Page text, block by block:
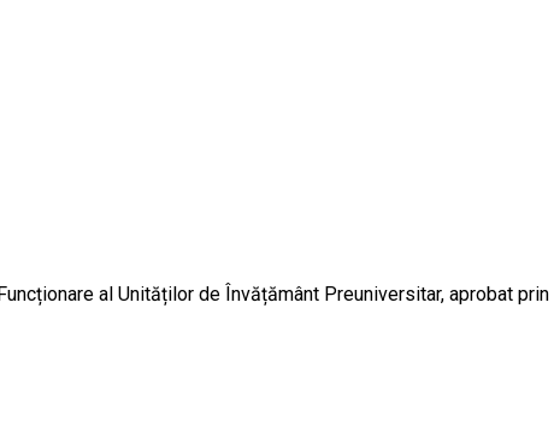
al Unităților de Învățământ Preuniversitar, aprobat prin